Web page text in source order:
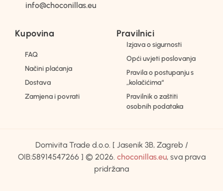
info@choconillas.eu
Kupovina
FAQ
Načini plaćanja
Dostava
Zamjena i povrati
Pravilnici
Izjava o sigurnosti
Opći uvjeti poslovanja
Pravila o postupanju s
„kolačićima“
Pravilnik o zaštiti
osobnih podataka
Domivita Trade d.o.o. [ Jasenik 3B, Zagreb /
OIB:58914547266 ] © 2026. choconillas.eu, sva prava
pridržana